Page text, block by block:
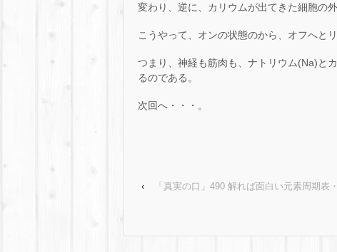
変わり、逆に、カリウムが出てきた細胞の
こうやって、オンの状態のから、オフへと
つまり、神経も筋肉も、ナトリウム(Na)と
るのである。
次回へ・・・。
‹
「真実の口」490 解れば面白い元素周期表